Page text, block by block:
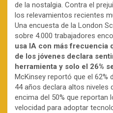
de la nostalgia. Contra el
los relevamientos recientes
Una encuesta de la London
sobre 4.000 trabajadores
usa IA con más frecuencia
de los jóvenes declara
herramienta y solo el 26%
McKinsey reportó que el 62%
44 años declara altos niveles
encima del 50% que reportan
velocidad para adoptar